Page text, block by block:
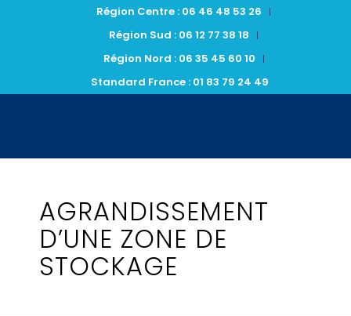
Région Centre : 06 46 48 53 26
Région Sud : 06 12 77 38 18
Région Nord : 06 35 45 60 10
Standard France : 01 83 79 24 49
AGRANDISSEMENT
D’UNE ZONE DE
STOCKAGE